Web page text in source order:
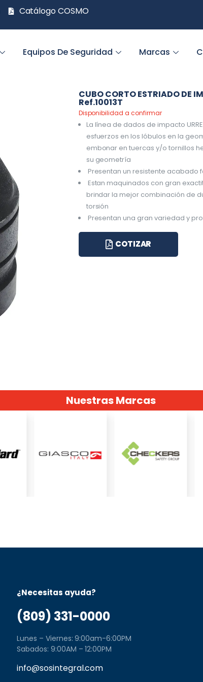
Catálogo COSMO
Equipos De Seguridad Marcas
CUBO CORTO ESTRIADO DE
Ref.10013T
Disponibilidad a confirmar
La línea de dados de impacto
esfuerzos en los lóbulos en la
embonar en tuercas y/o tornillos
su geometría
Presentan un resistente acabado
Estan maquinados con gran
brindar la mejor combinación de
torsión
Presentan una gran variedad y
COTIZAR
Nuestras Marcas
¿Necesitas ayuda?
(809) 331-0000
Lunes – Viernes: 9:00am-6:00PM
Sabados: 9:00AM – 12:00PM
info@sosintegral.com